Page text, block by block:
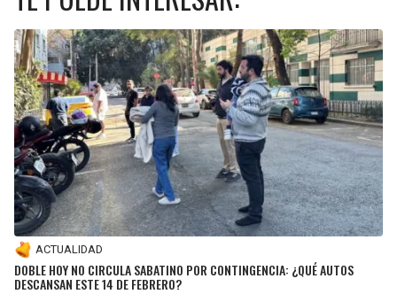
ACTUALIDAD
DOBLE HOY NO CIRCULA SABATINO POR CONTINGENCIA: ¿QUÉ AUTOS
DESCANSAN ESTE 14 DE FEBRERO?